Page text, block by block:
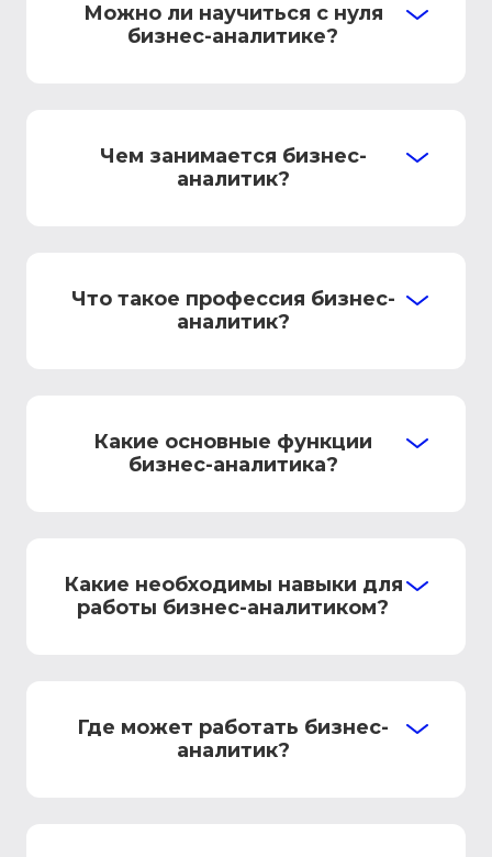
Можно ли научиться с нуля
бизнес-аналитике?
Чем занимается бизнес-
аналитик?
Что такое профессия бизнес-
аналитик?
Какие основные функции
бизнес-аналитика?
Какие необходимы навыки для
работы бизнес-аналитиком?
Где может работать бизнес-
аналитик?